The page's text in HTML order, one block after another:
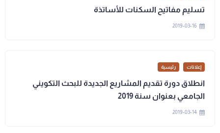
تسليم مفاتيح السكنات للأساتذة
2019-03-16
إعلانات رئيسية
انطلاق دورة تقديم المشاريع الجديدة للبحث التكويني
الجامعي بعنوان سنة 2019
2019-03-14